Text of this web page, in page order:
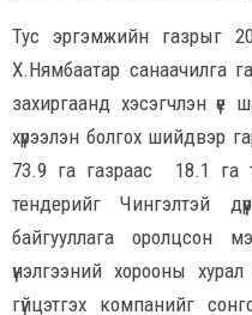
Тус эргэмжийн газрыг
Х.Нямбаатар санаачилга
захиргаанд хэсэгчлэн үе
хүрээлэн болгох шийдвэр
73.9 га газраас 18.1 га
тендерийг Чингэлтэй
байгууллага оролцсон
үнэлгээний хорооны
гүйцэтгэх компанийг